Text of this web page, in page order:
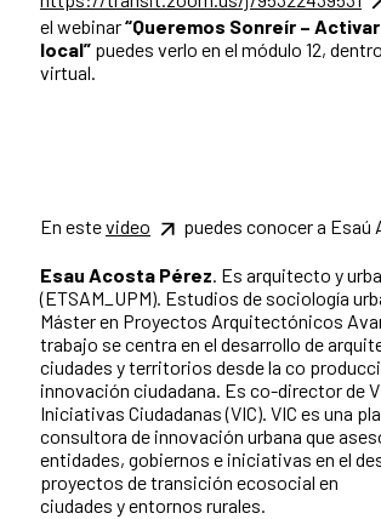
el webinar“Queremos Sonreír –
local” puedes verlo en el módulo 12,
virtual.
En estevideo puedes conocer a Esaú
Esau Acosta Pérez. Es arquitecto y
(ETSAM_UPM). Estudios de sociología
Máster en Proyectos Arquitectónicos
trabajo se centra en el desarrollo de
ciudades y territorios desde la co
innovación ciudadana. Es co-director de
Iniciativas Ciudadanas (VIC). VIC es una
consultora de innovación urbana que
entidades, gobiernos e iniciativas en el
proyectos de transición ecosocial en
ciudades y entornos rurales.